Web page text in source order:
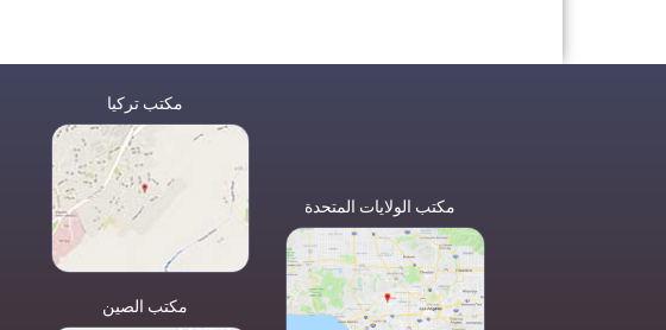
مكتب تركيا
مكتب الصين
مكتب الولايات المتحدة